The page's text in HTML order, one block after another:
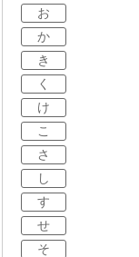
お
か
き
く
け
こ
さ
し
す
せ
そ